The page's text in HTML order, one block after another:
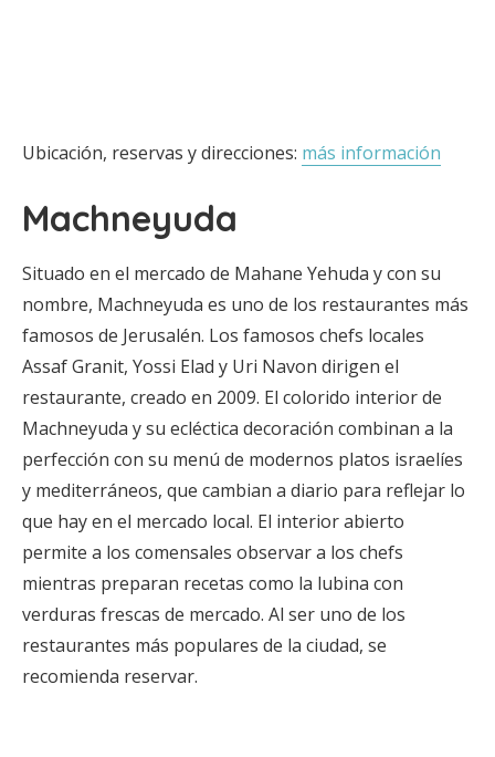
Ubicación, reservas y direcciones: más información
Machneyuda
Situado en el mercado de Mahane Yehuda y con su
nombre, Machneyuda es uno de los restaurantes más
famosos de Jerusalén. Los famosos chefs locales
Assaf Granit, Yossi Elad y Uri Navon dirigen el
restaurante, creado en 2009. El colorido interior de
Machneyuda y su ecléctica decoración combinan a la
perfección con su menú de modernos platos israelíes
y mediterráneos, que cambian a diario para reflejar lo
que hay en el mercado local. El interior abierto
permite a los comensales observar a los chefs
mientras preparan recetas como la lubina con
verduras frescas de mercado. Al ser uno de los
restaurantes más populares de la ciudad, se
recomienda reservar.